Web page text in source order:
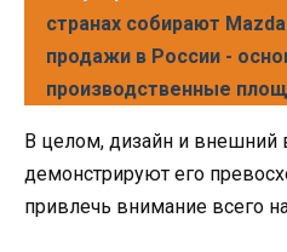
странах собирают
продажи в России -
производственные
В целом, дизайн и внешний
демонстрируют его
привлечь внимание всего